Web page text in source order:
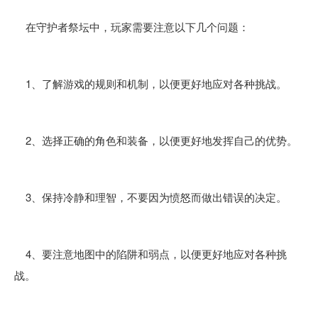
在守护者祭坛中，玩家需要注意以下几个问题：
1、了解游戏的规则和机制，以便更好地应对各种挑战。
2、选择正确的角色和装备，以便更好地发挥自己的优势。
3、保持冷静和理智，不要因为愤怒而做出错误的决定。
4、要注意地图中的陷阱和弱点，以便更好地应对各种挑
战。